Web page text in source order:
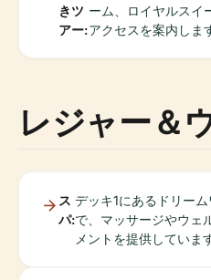
きツ
アー:
ーム、ロイヤルスイ
アクセスを案内しま
レジャー＆
ス
パ:
デッキ1にあるドリー
で、マッサージやウェ
メントを提供していま